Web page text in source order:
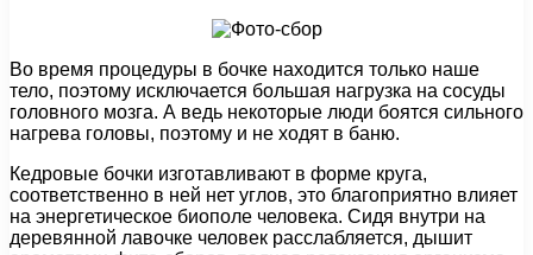
Во время процедуры в бочке находится только наше
тело, поэтому исключается большая нагрузка на сосуды
головного мозга. А ведь некоторые люди боятся сильного
нагрева головы, поэтому и не ходят в баню.
Кедровые бочки изготавливают в форме круга,
соответственно в ней нет углов, это благоприятно влияет
на энергетическое биополе человека. Сидя внутри на
деревянной лавочке человек расслабляется, дышит